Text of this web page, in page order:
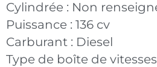
Cylindrée : Non
Puissance : 136 cv
Carburant : Diesel
Type de boîte de